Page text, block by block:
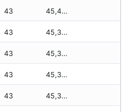
43 45,410 zł
43 45,370 zł
43 45,370 zł
43 45,370 zł
43 45,320 zł